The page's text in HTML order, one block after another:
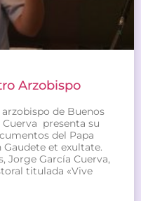
Arzobispo
de Buenos
presenta su
del Papa
et exultate.
Jorge García Cuerva,
titulada «Vive